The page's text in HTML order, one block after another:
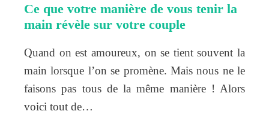
Ce que votre manière de vous tenir la
main révèle sur votre couple
Quand on est amoureux, on se tient souvent la
main lorsque l’on se promène. Mais nous ne le
faisons pas tous de la même manière ! Alors
voici tout de…